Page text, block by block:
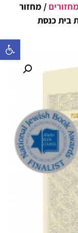
פתח סרגל
מחזורים / מחזור
בית כנסת